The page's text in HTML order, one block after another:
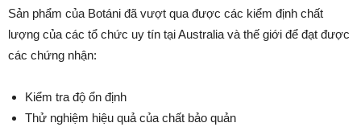
Sản phẩm của Botáni đã vượt qua được các kiểm định chất
lượng của các tổ chức uy tín tại Australia và thế giới để đạt được
các chứng nhận:
Kiểm tra độ ổn định
Thử nghiệm hiệu quả của chất bảo quản